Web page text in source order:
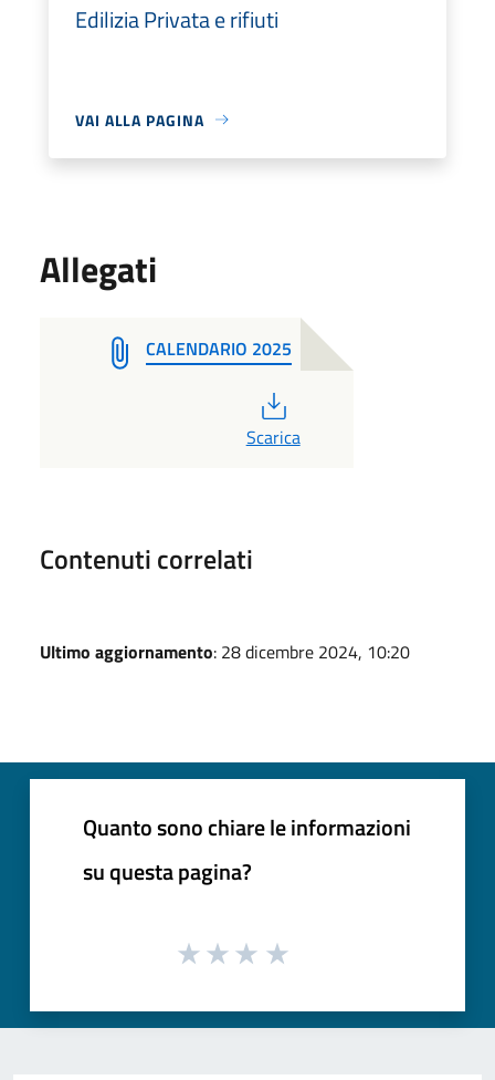
Edilizia Privata e rifiuti
VAI ALLA PAGINA
Allegati
CALENDARIO 2025
Scarica
Contenuti correlati
Ultimo aggiornamento: 28 dicembre 2024, 10:20
Quanto sono chiare le informazioni
su questa pagina?